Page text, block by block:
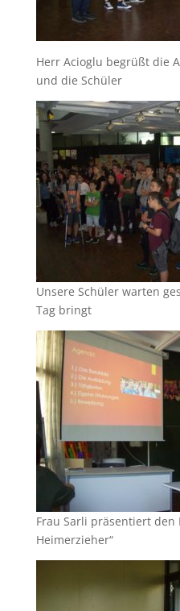
Herr Acioglu begrüßt die
und die Schüler
Unsere Schüler warten
Tag bringt
Frau Sarli präsentiert den
Heimerzieher“